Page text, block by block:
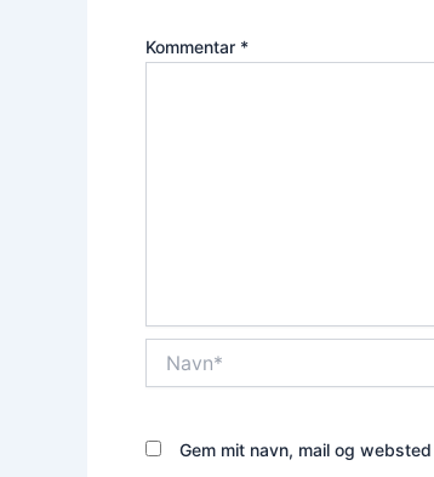
Kommentar *
Gem mit navn, mail og